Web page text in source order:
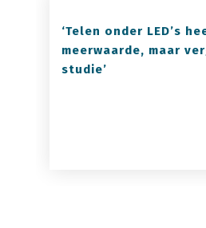
‘Telen onder LED’s
meerwaarde, maar
studie’